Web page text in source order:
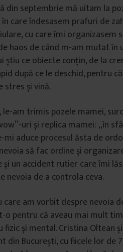
din septembrie mă uitam la
care îndesasem prafuri de
cu care îmi organizasem
haos de când m-am mutat în
știu ce obiecte conțin, de la
după ce le deschid, pentru
stres și vină.
le-am trimis pozele mamei,
uri și replica mamei: „în
aduce procesul ăsta de
să fac ordine și
un accident rutier care îmi
nevoia de a controla ceva.
care am vorbit despre nevoia
o pentru că aveau mai mult
fizic și mental. Cristina Oltean
din București, cu fiicele lor de